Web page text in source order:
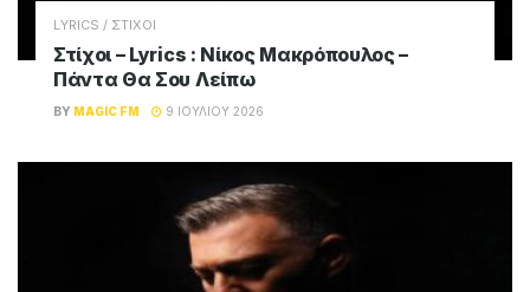
LYRICS / ΣΤΙΧΟΙ
Στίχοι – Lyrics : Νίκος Μακρόπουλος –
Πάντα Θα Σου Λείπω
BY MAGIC FM 9 ΙΟΥΛΊΟΥ 2026